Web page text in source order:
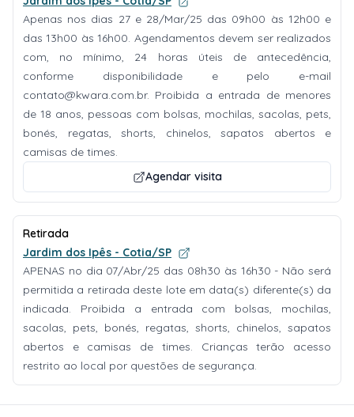
Apenas nos dias 27 e 28/Mar/25 das 09h00 às 12h00 e
das 13h00 às 16h00. Agendamentos devem ser realizados
com, no mínimo, 24 horas úteis de antecedência,
conforme disponibilidade e pelo e-mail
contato@kwara.com.br. Proibida a entrada de menores
de 18 anos, pessoas com bolsas, mochilas, sacolas, pets,
bonés, regatas, shorts, chinelos, sapatos abertos e
camisas de times.
Agendar visita
Retirada
Jardim dos Ipês - Cotia/SP
APENAS no dia 07/Abr/25 das 08h30 às 16h30 - Não será
permitida a retirada deste lote em data(s) diferente(s) da
indicada. Proibida a entrada com bolsas, mochilas,
sacolas, pets, bonés, regatas, shorts, chinelos, sapatos
abertos e camisas de times. Crianças terão acesso
restrito ao local por questões de segurança.